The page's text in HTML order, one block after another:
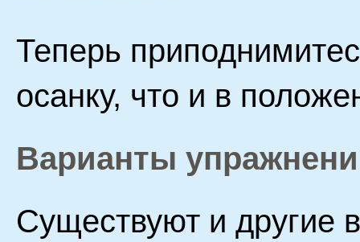
Теперь
осанку, что и в
Варианты
Существуют и другие